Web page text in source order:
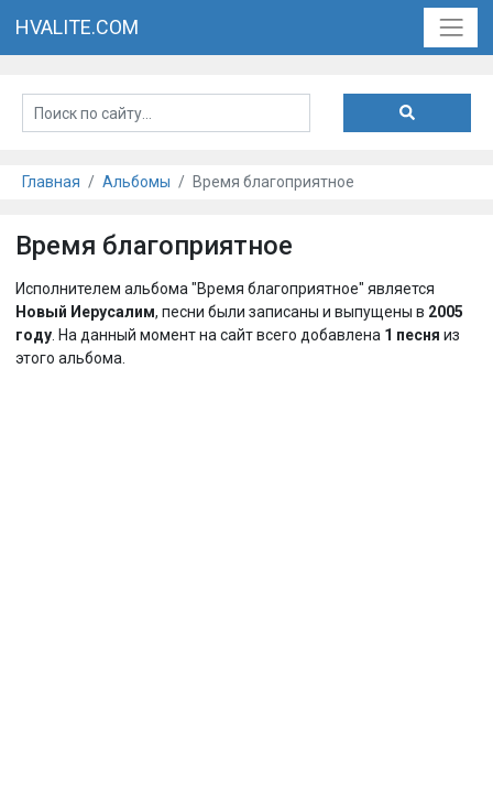
HVALITE.COM
Главная Альбомы Время благоприятное
Время благоприятное
Исполнителем альбома "Время благоприятное" является
Новый Иерусалим, песни были записаны и выпущены в 2005
году . На данный момент на сайт всего добавлена 1 песня из
этого альбома.